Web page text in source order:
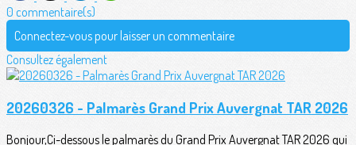
0 commentaire(s)
Connectez-vous pour laisser un commentaire
Consultez également
20260326 - Palmarès Grand Prix Auvergnat TAR 2026
Bonjour,Ci-dessous le palmarès du Grand Prix Auvergnat TAR 2026 qui